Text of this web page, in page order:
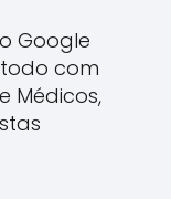
Google
com
Médicos,